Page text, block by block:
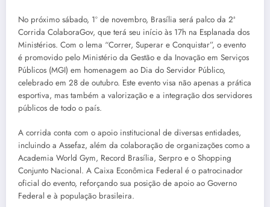
No próximo sábado, 1º de novembro, Brasília será palco da 2ª
Corrida ColaboraGov, que terá seu início às 17h na Esplanada dos
Ministérios. Com o lema “Correr, Superar e Conquistar”, o evento
é promovido pelo Ministério da Gestão e da Inovação em Serviços
Públicos (MGI) em homenagem ao Dia do Servidor Público,
celebrado em 28 de outubro. Este evento visa não apenas a prática
esportiva, mas também a valorização e a integração dos servidores
públicos de todo o país.
A corrida conta com o apoio institucional de diversas entidades,
incluindo a Assefaz, além da colaboração de organizações como a
Academia World Gym, Record Brasília, Serpro e o Shopping
Conjunto Nacional. A Caixa Econômica Federal é o patrocinador
oficial do evento, reforçando sua posição de apoio ao Governo
Federal e à população brasileira.